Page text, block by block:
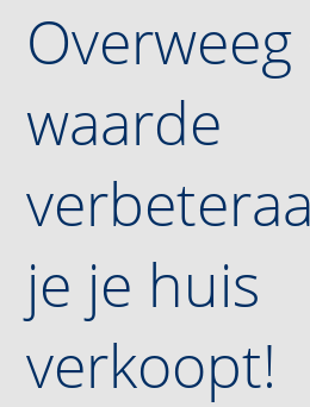
waarde
je je huis
verkoopt!